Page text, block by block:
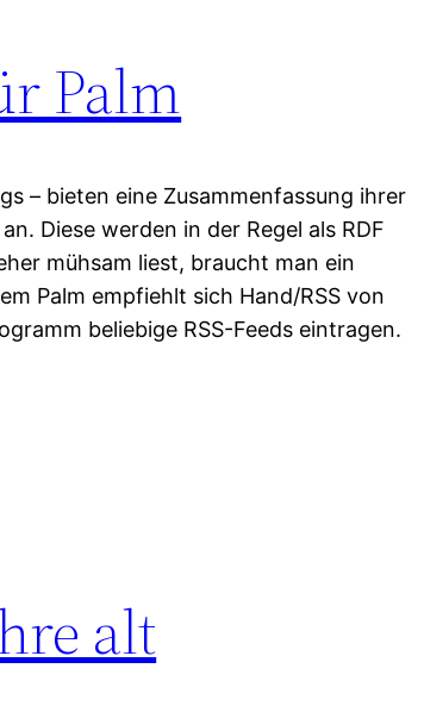
Palm
– bieten eine Zusammenfassung ihrer
Diese werden in der Regel als RDF
mühsam liest, braucht man ein
Palm empfiehlt sich Hand/RSS von
beliebige RSS-Feeds eintragen.
alt